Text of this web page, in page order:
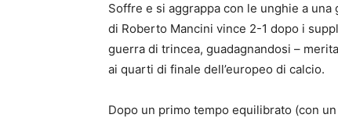
Soffre e si aggrappa con le unghie a una
di Roberto Mancini vince 2-1 dopo i
guerra di trincea, guadagnandosi –
ai quarti di finale dell’europeo di calcio.
Dopo un primo tempo equilibrato (con